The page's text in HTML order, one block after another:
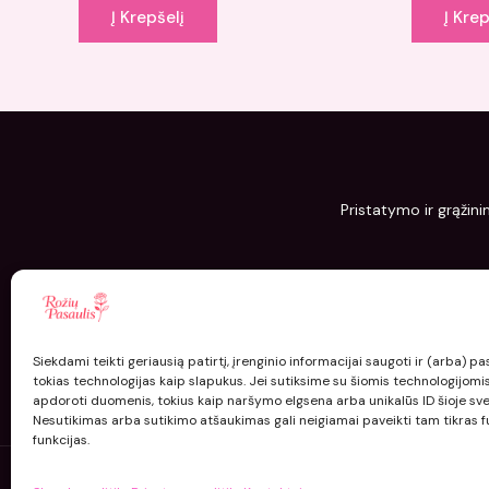
Siekdami teikti geriausią patirtį, įrenginio informacijai saugoti ir (arba)
tokias technologijas kaip slapukus. Jei sutiksime su šiomis
apdoroti duomenis, tokius kaip naršymo elgsena arba unikalūs ID šioje
Nesutikimas arba sutikimo atšaukimas gali neigiamai paveikti tam tikras
funkcijas.
Į Krepšelį Į
Pristatymo ir